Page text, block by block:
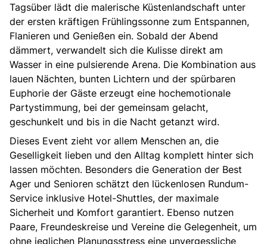
Tagsüber lädt die malerische Küstenlandschaft unter
der ersten kräftigen Frühlingssonne zum Entspannen,
Flanieren und Genießen ein. Sobald der Abend
dämmert, verwandelt sich die Kulisse direkt am
Wasser in eine pulsierende Arena. Die Kombination aus
lauen Nächten, bunten Lichtern und der spürbaren
Euphorie der Gäste erzeugt eine hochemotionale
Partystimmung, bei der gemeinsam gelacht,
geschunkelt und bis in die Nacht getanzt wird.
Dieses Event zieht vor allem Menschen an, die
Geselligkeit lieben und den Alltag komplett hinter sich
lassen möchten. Besonders die Generation der Best
Ager und Senioren schätzt den lückenlosen Rundum-
Service inklusive Hotel-Shuttles, der maximale
Sicherheit und Komfort garantiert. Ebenso nutzen
Paare, Freundeskreise und Vereine die Gelegenheit, um
ohne jeglichen Planungsstress eine unvergessliche